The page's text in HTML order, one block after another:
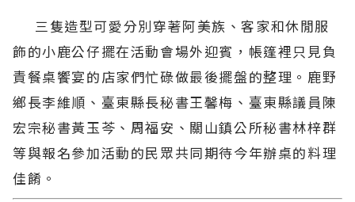
三隻造型可愛分別穿著阿美族、客家和休閒服
飾的小鹿公仔擺在活動會場外迎賓，帳篷裡只見負
責餐桌饗宴的店家們忙碌做最後擺盤的整理。鹿野
鄉長李維順、臺東縣長秘書王馨梅、臺東縣議員陳
宏宗秘書黃玉芩、周福安、關山鎮公所秘書林梓群
等與報名參加活動的民眾共同期待今年辦桌的料理
佳餚。